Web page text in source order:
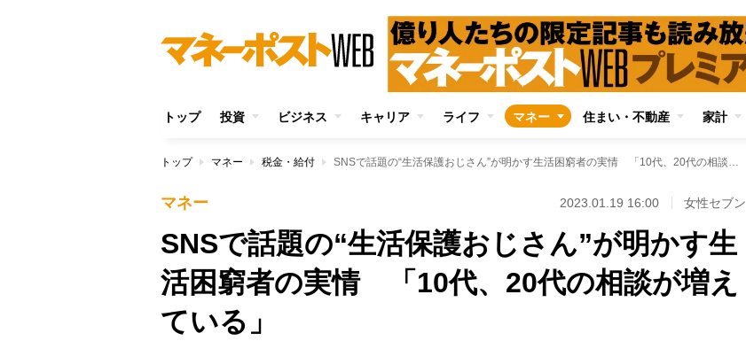
トップ 投資 ビジネス キャリア ライフ マネー 住まい・不動産 家計
トップ マネー 税金・給付 SNSで話題の“生活保護おじさん”が明かす生活困窮者の実情 「10代、20代の相談が増えている」
マネー 2023.01.19 16:00 女性セブン
SNSで話題の“生活保護おじさん”が明かす生
活困窮者の実情 「10代、20代の相談が増え
ている」